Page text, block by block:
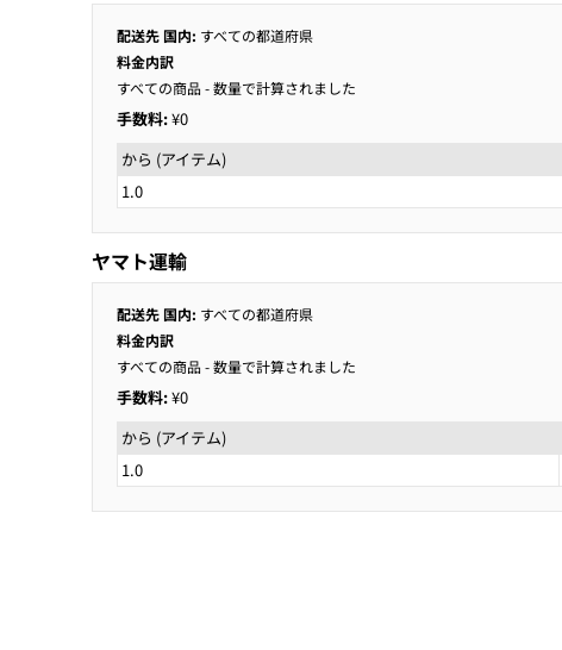
配送先 国内: すべての都道府県
料金内訳
すべての商品- 数量で計算されました
手数料:¥0
から (アイテム)
1.0
ヤマト運輸
配送先 国内: すべての都道府県
料金内訳
すべての商品- 数量で計算されました
手数料:¥0
から (アイテム)
1.0